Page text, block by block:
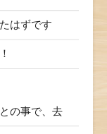
はずです
の事で、去